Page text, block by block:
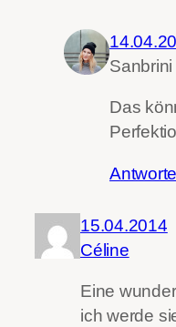
Sanbrini
Das
15.04.2014
Céline
Eine
ich werde